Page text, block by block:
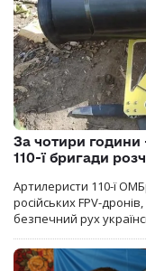
За чотири години
110-ї бригади
Артилеристи 110-ї
російських FPV-
безпечний рух